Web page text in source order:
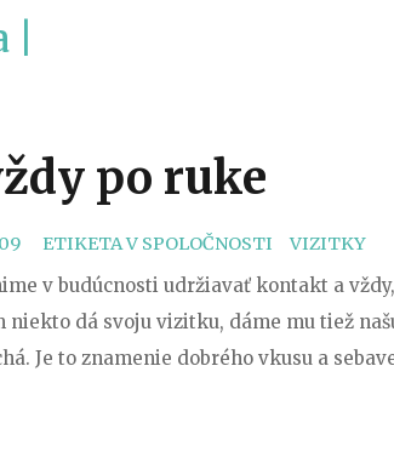
po ruke
CATEGORIES
ETIKETA V SPOLOČNOSTI TAGS
VIZITKY
v budúcnosti udržiavať kontakt a
niekto dá svoju vizitku, dáme mu tiež
Je to znamenie dobrého vkusu a